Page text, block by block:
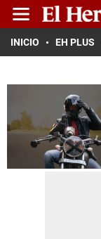
INICIO EH PLUS